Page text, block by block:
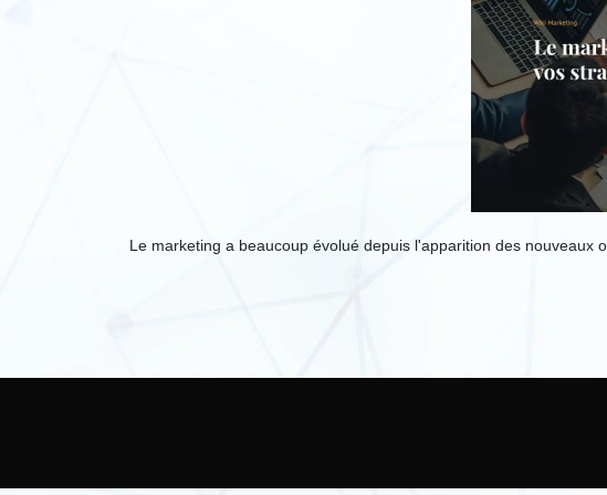
Le marketing a beaucoup évolué depuis l'apparition des nouveaux